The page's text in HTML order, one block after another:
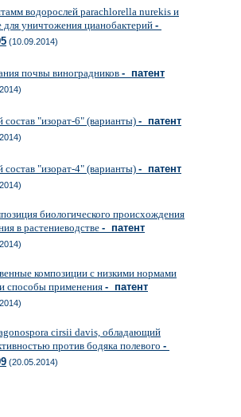
водорослей parachlorella nurekis и
для уничтожения цианобактерий -
(10.09.2014)
почвы виноградников - патент
"изорат-6" (варианты)- патент
"изорат-4" (варианты)- патент
биологического происхождения
в растениеводстве- патент
композиции с низкими нормами
способы применения - патент
cirsii davis, обладающий
против бодяка полевого -
(20.05.2014)